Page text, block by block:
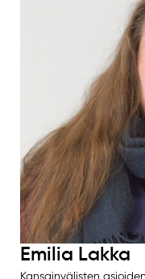
Emilia Lakka
Kansainvälisten